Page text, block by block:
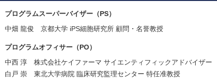
プログラムスーパーバイザー（PS）
中畑 龍俊 京都大学 iPS細胞研究所 顧問・名誉教授
プログラムオフィサー（PO）
中西 淳 株式会社ケイファーマ サイエンティフィックアドバイザー
白戸 崇 東北大学病院 臨床研究監理センター 特任准教授